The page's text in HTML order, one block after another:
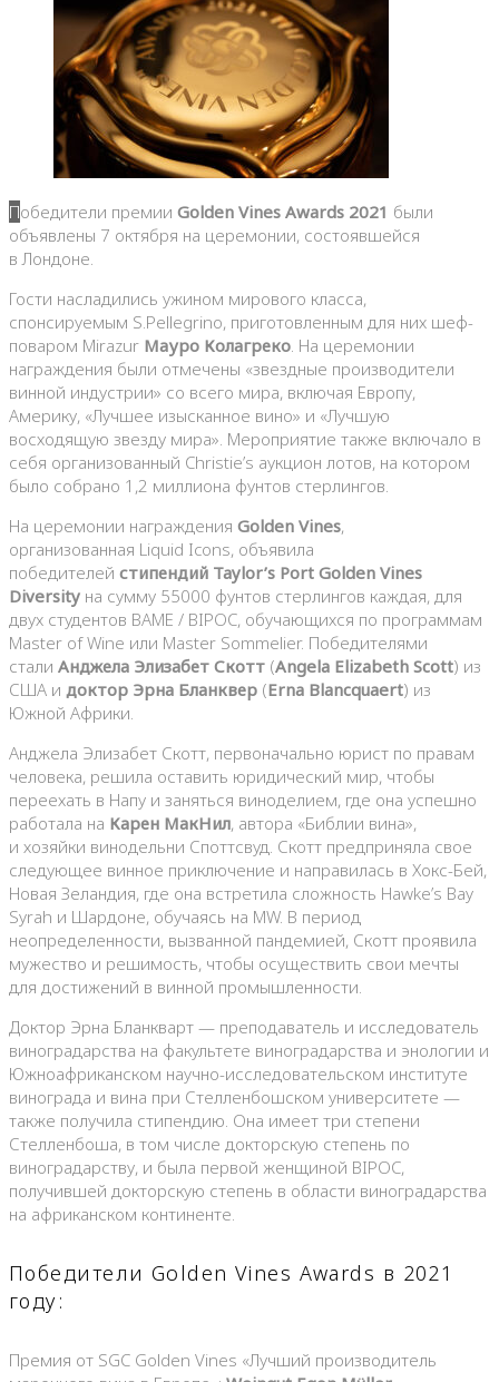
Победители премии Golden Vines Awards 2021 были
объявлены 7 октября на церемонии, состоявшейся
в Лондоне.
Гости насладились ужином мирового класса,
спонсируемым S.Pellegrino, приготовленным для них шеф-
поваром Mirazur Мауро Колагреко. На церемонии
награждения были отмечены «звездные производители
винной индустрии» со всего мира, включая Европу,
Америку, «Лучшее изысканное вино» и «Лучшую
восходящую звезду мира». Мероприятие также включало в
себя организованный Christie’s аукцион лотов, на котором
было собрано 1,2 миллиона фунтов стерлингов.
На церемонии награждения Golden Vines,
организованная Liquid Icons, объявила
победителей стипендий Taylor’s Port Golden Vines
Diversity на сумму 55000 фунтов стерлингов каждая, для
двух студентов BAME / BIPOC, обучающихся по программам
Master of Wine или Master Sommelier. Победителями
стали Анджела Элизабет Скотт (Angela Elizabeth Scott) из
США и доктор Эрна Бланквер (Erna Blancquaert) из
Южной Африки.
Анджела Элизабет Скотт, первоначально юрист по правам
человека, решила оставить юридический мир, чтобы
переехать в Напу и заняться виноделием, где она успешно
работала на Карен МакНил, автора «Библии вина»,
и хозяйки винодельни Споттсвуд. Скотт предприняла свое
следующее винное приключение и направилась в Хокс-Бей,
Новая Зеландия, где она встретила сложность Hawke’s Bay
Syrah и Шардоне, обучаясь на MW. В период
неопределенности, вызванной пандемией, Скотт проявила
мужество и решимость, чтобы осуществить свои мечты
для достижений в винной промышленности.
Доктор Эрна Бланкварт — преподаватель и исследователь
виноградарства на факультете виноградарства и энологии и
Южноафриканском научно-исследовательском институте
винограда и вина при Стелленбошском университете —
также получила стипендию. Она имеет три степени
Стелленбоша, в том числе докторскую степень по
виноградарству, и была первой женщиной BIPOC,
получившей докторскую степень в области виноградарства
на африканском континенте.
Победители Golden Vines Awards в 2021
году:
Премия от SGC Golden Vines «Лучший производитель